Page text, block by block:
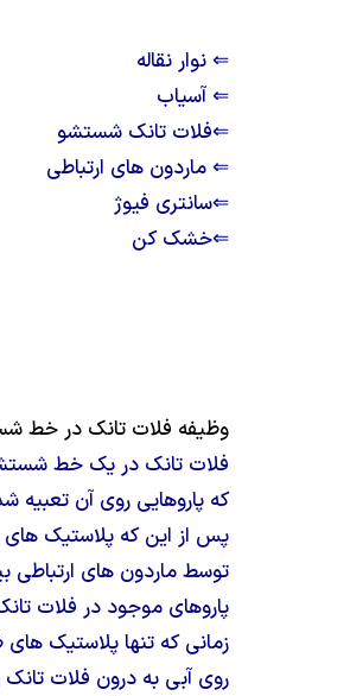
⇐ نوار نقاله
⇐ آسیاب
⇐فلات تانک شستشو
⇐ماردون های ارتباطی
⇐سانتری فیوژ
⇐خشک کن
وظیفه فلات تانک در خط
فلات تانک در یک خط
که پاروهایی روی آن
پس از این که پلاستیک
توسط ماردون های ارتباطی
پاروهای موجود در فلات
زمانی که تنها پلاستیک
روی آبی به درون فلات